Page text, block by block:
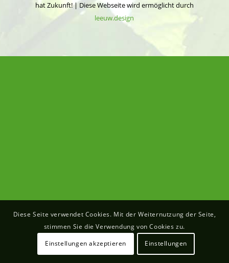
hat Zukunft! | Diese Webseite wird ermöglicht durch
leeuw.design
Diese Seite verwendet Cookies. Mit der Weiternutzung der Seite,
stimmen Sie die Verwendung von Cookies zu.
Einstellungen akzeptieren
Einstellungen